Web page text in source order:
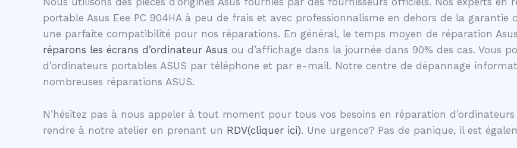
portable Asus Eee PC 904HA à peu de frais et avec professionnalisme en dehors de la garantie
une parfaite compatibilité pour nos réparations. En général, le temps moyen de réparation
réparons les écrans d’ordinateur Asus ou d’affichage dans la journée dans 90% des cas. Vous
d’ordinateurs portables ASUS par téléphone et par e-mail. Notre centre de dépannage
nombreuses réparations ASUS.
N’hésitez pas à nous appeler à tout moment pour tous vos besoins en réparation d’ordinateurs
rendre à notre atelier en prenant un RDV(cliquer ici). Une urgence? Pas de panique, il est